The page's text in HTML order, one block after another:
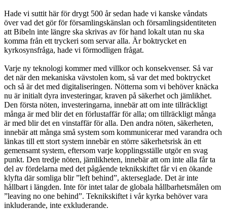
Hade vi suttit här för drygt 500 år sedan hade vi kanske våndats
över vad det gör för församlingskänslan och församlingsidentiteten
att Bibeln inte längre ska skrivas av för hand lokalt utan nu ska
komma från ett tryckeri som servar alla. Är boktrycket en
kyrkosynsfråga, hade vi förmodligen frågat.
Varje ny teknologi kommer med villkor och konsekvenser. Så var
det när den mekaniska vävstolen kom, så var det med boktrycket
och så är det med digitaliseringen. Nötterna som vi behöver knäcka
nu är initialt dyra investeringar, kraven på säkerhet och jämlikhet.
Den första nöten, investeringarna, innebär att om inte tillräckligt
många är med blir det en förlustaffär för alla; om tillräckligt många
är med blir det en vinstaffär för alla. Den andra nöten, säkerheten,
innebär att många små system som kommunicerar med varandra och
länkas till ett stort system innebär en större säkerhetsrisk än ett
gemensamt system, eftersom varje kopplingsställe utgör en svag
punkt. Den tredje nöten, jämlikheten, innebär att om inte alla får ta
del av fördelarna med det pågående teknikskiftet får vi en ökande
klyfta där somliga blir ”left behind”, akterseglade. Det är inte
hållbart i längden. Inte för intet talar de globala hållbarhetsmålen om
”leaving no one behind”. Teknikskiftet i vår kyrka behöver vara
inkluderande, inte exkluderande.